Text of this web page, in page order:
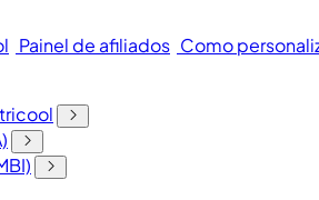
Painel de afiliados Como